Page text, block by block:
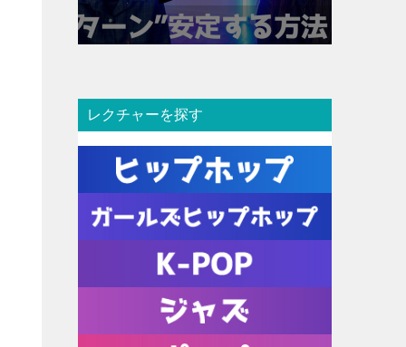
レクチャーを探す